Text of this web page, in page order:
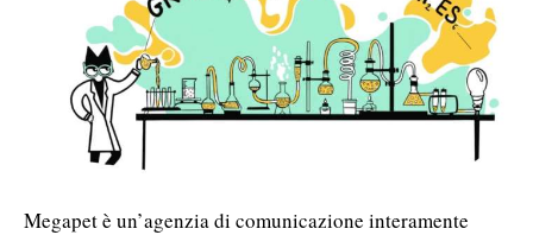
Megapet è un’agenzia di comunicazione interamente